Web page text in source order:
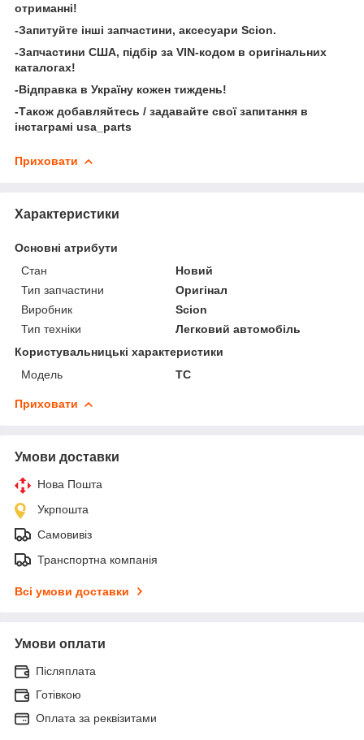
отриманні!
-Запитуйте інші запчастини, аксесуари Scion.
-Запчастини США, підбір за VIN-кодом в оригінальних
каталогах!
-Відправка в Україну кожен тиждень!
-Також добавляйтесь / задавайте свої запитання в
інстаграмі usa_parts
Приховати
Характеристики
Основні атрибути
Стан
Новий
Тип запчастини
Оригінал
Виробник
Scion
Тип техніки
Легковий автомобіль
Користувальницькі характеристики
Модель
TC
Приховати
Умови доставки
Нова Пошта
Укрпошта
Самовивіз
Транспортна компанія
Всі умови доставки
Умови оплати
Післяплата
Готівкою
Оплата за реквізитами